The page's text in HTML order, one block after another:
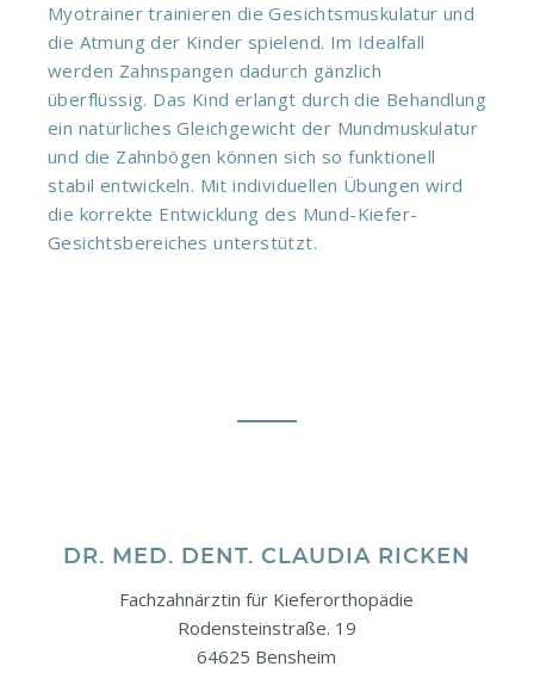
Myotrainer trainieren die Gesichtsmuskulatur und
die Atmung der Kinder spielend. Im Idealfall
werden Zahnspangen dadurch gänzlich
überflüssig. Das Kind erlangt durch die Behandlung
ein natürliches Gleichgewicht der Mundmuskulatur
und die Zahnbögen können sich so funktionell
stabil entwickeln. Mit individuellen Übungen wird
die korrekte Entwicklung des Mund-Kiefer-
Gesichtsbereiches unterstützt.
DR. MED. DENT. CLAUDIA RICKEN
Fachzahnärztin für Kieferorthopädie
Rodensteinstraße. 19
64625 Bensheim